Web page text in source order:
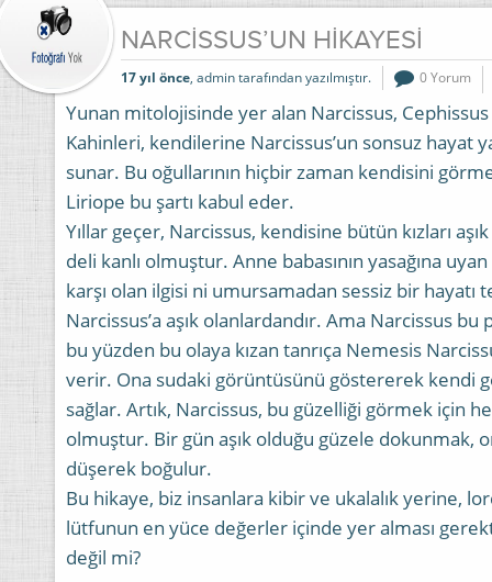
NARCİSSUS’UN HİKAYESİ
17 yıl önce, admin tarafından yazılmıştır. 0 Yorum
Yunan mitolojisinde yer alan Narcissus,
Kahinleri, kendilerine Narcissus’un sonsuz hayat
sunar. Bu oğullarının hiçbir zaman kendisini
Liriope bu şartı kabul eder.
Yıllar geçer, Narcissus, kendisine bütün kızları
deli kanlı olmuştur. Anne babasının yasağına
karşı olan ilgisi ni umursamadan sessiz bir hayatı
Narcissus’a aşık olanlardandır. Ama Narcissus
bu yüzden bu olaya kızan tanrıça Nemesis
verir. Ona sudaki görüntüsünü göstererek kendi
sağlar. Artık, Narcissus, bu güzelliği görmek için
olmuştur. Bir gün aşık olduğu güzele dokunmak,
düşerek boğulur.
Bu hikaye, biz insanlara kibir ve ukalalık yerine,
lütfunun en yüce değerler içinde yer alması
değil mi?